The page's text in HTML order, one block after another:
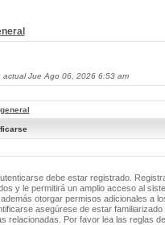
actual Jue Ago 06, 2026 6:53 am
debe estar registrado.
y le permitirá un amplio acceso al
otorgar permisos adicionales a
asegúrese de estar
relacionadas. Por favor lea las reglas